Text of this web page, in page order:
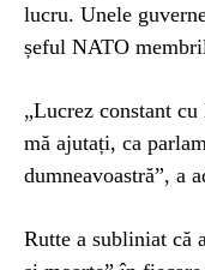
lucru. Unele
șeful NATO
„Lucrez constant
mă ajutați, ca
dumneavoastră”, a
Rutte a subliniat că